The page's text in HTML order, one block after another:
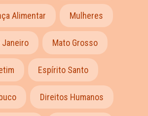
Alimentar Mulheres
Janeiro Mato Grosso
Espírito Santo
Direitos Humanos